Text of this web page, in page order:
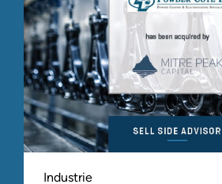
Industrie